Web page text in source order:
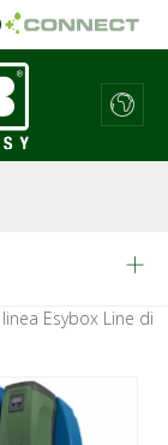
Esybox Line di